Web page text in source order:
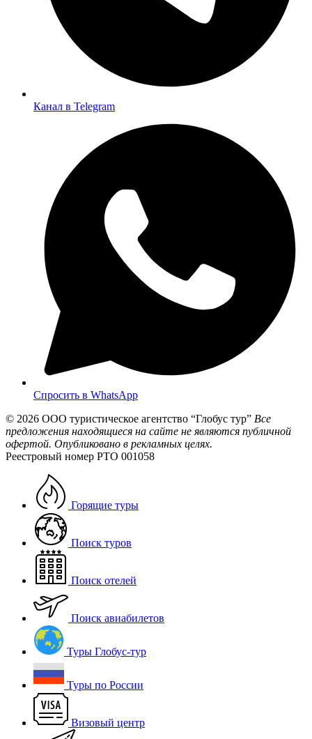
Канал в Telegram
Спросить в WhatsApp
© 2026 ООО туристическое агентство “Глобус тур” Все
предложения находящиеся на сайте не являются публичной
офертой. Опубликовано в рекламных целях.
Реестровый номер РТО 001058
Горящие туры
Поиск туров
Поиск отелей
Поиск авиабилетов
Туры Глобус-тур
Туры по России
Визовый центр